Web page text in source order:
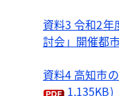
資料3 令和2年
討会」開催都
資料4 高知市
1,135KB)